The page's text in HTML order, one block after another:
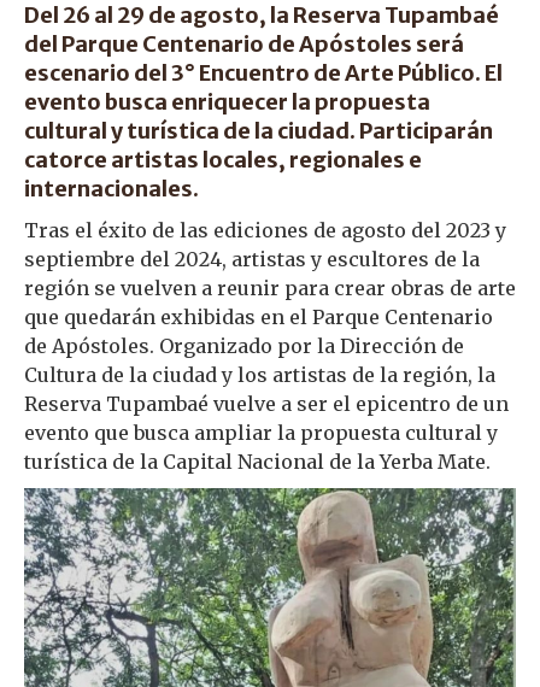
Del 26 al 29 de agosto, la Reserva Tupambaé
del Parque Centenario de Apóstoles será
escenario del 3° Encuentro de Arte Público. El
evento busca enriquecer la propuesta
cultural y turística de la ciudad. Participarán
catorce artistas locales, regionales e
internacionales.
Tras el éxito de las ediciones de agosto del 2023 y
septiembre del 2024, artistas y escultores de la
región se vuelven a reunir para crear obras de arte
que quedarán exhibidas en el Parque Centenario
de Apóstoles. Organizado por la Dirección de
Cultura de la ciudad y los artistas de la región, la
Reserva Tupambaé vuelve a ser el epicentro de un
evento que busca ampliar la propuesta cultural y
turística de la Capital Nacional de la Yerba Mate.